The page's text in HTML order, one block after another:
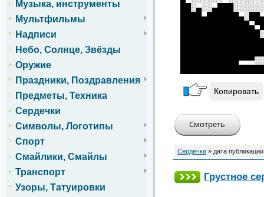
Музыка, инструменты
Мультфильмы
Надписи
Небо, Солнце, Звёзды
Оружие
Праздники, Поздравления
Предметы, Техника
Сердечки
Символы, Логотипы
Спорт
Смайлики, Смайлы
Транспорт
Узоры, Татуировки
Копировать
Сердечки » дата
Грустное